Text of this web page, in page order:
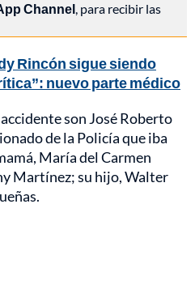
Channel, para recibir las
Rincón sigue siendo
nuevo parte médico
son José Roberto
de la Policía que iba
María del Carmen
Martínez; su hijo, Walter